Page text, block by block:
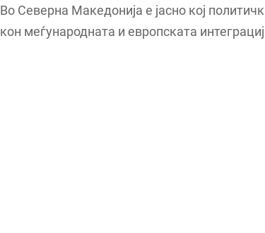
Во Северна Македонија е јасно кој
кон меѓународната и европската